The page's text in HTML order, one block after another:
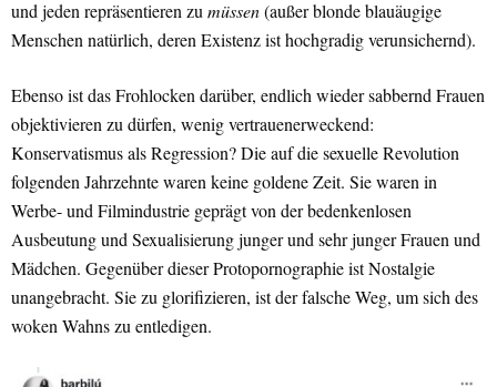
und jeden repräsentieren zu müssen(außer blonde blauäugige
Menschen natürlich, deren Existenz ist hochgradig verunsichernd).
Ebenso ist das Frohlocken darüber, endlich wieder sabbernd Frauen
objektivieren zu dürfen, wenig vertrauenerweckend:
Konservatismus als Regression? Die auf die sexuelle Revolution
folgenden Jahrzehnte waren keine goldene Zeit. Sie waren in
Werbe- und Filmindustrie geprägt von der bedenkenlosen
Ausbeutung und Sexualisierung junger und sehr junger Frauen und
Mädchen. Gegenüber dieser Protopornographie ist Nostalgie
unangebracht. Sie zu glorifizieren, ist der falsche Weg, um sich des
woken Wahns zu entledigen.